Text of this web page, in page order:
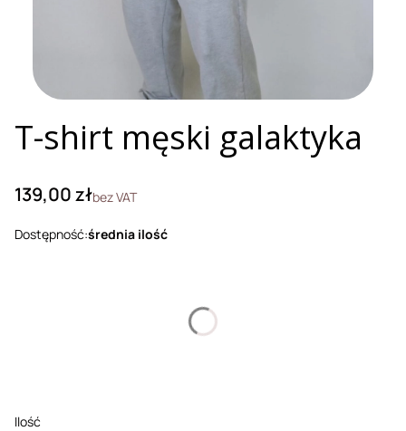
T-shirt męski galaktyka
Cena
139,00 złbez VAT
Dostępność:średnia ilość
Ilość